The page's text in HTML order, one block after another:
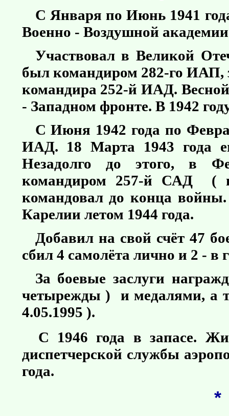
С Января по Июнь 1941
Военно - Воздушной
Участвовал в Великой
был командиром 282-го ИАП,
командира 252-й ИАД.
- Западном фронте. В 1942
С Июня 1942 года по
ИАД. 18 Марта 1943 года
Незадолго до этого, в
командиром 257-й САД (
командовал до конца
Карелии летом 1944 года.
Добавил на свой счёт 47
сбил 4 самолёта лично и 2 - в
За боевые заслуги
четырежды ) и медалями, а
4.05.1995 ).
С 1946 года в запасе.
диспетчерской службы
года.